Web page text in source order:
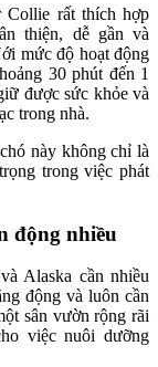
Collie rất thích hợp
thiện, dễ gần và
mức độ hoạt động
30 phút đến 1
được sức khỏe và
trong nhà.
này không chỉ là
trong việc phát
động nhiều
Alaska cần nhiều
động và luôn cần
sân vườn rộng rãi
việc nuôi dưỡng